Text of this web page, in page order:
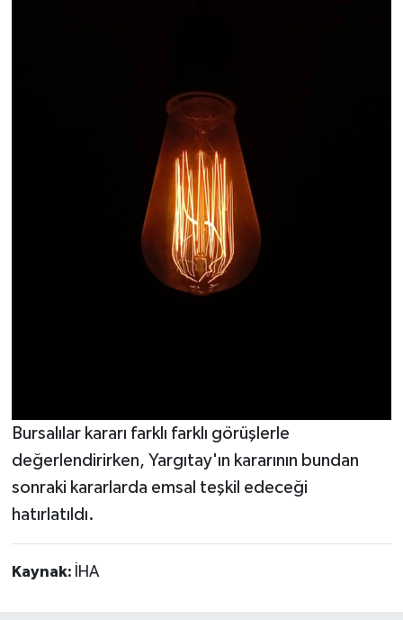
Bursalılar kararı farklı farklı görüşlerle
değerlendirirken, Yargıtay'ın kararının bundan
sonraki kararlarda emsal teşkil edeceği
hatırlatıldı.
Kaynak: İHA